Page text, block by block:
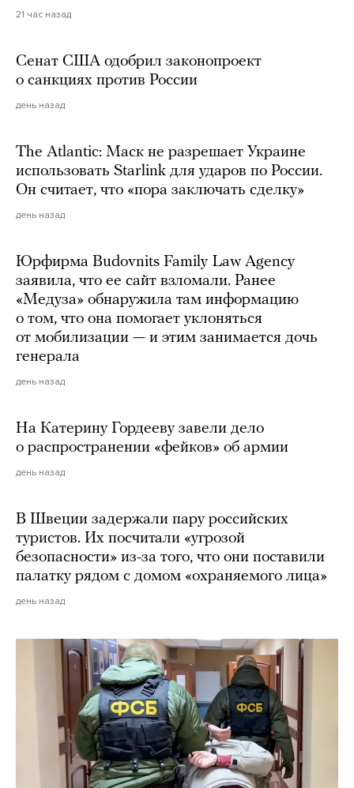
21 час назад
Сенат США одобрил законопроект
о санкциях против России
день назад
The Atlantic: Маск не разрешает Украине
использовать Starlink для ударов по России.
Он считает, что «пора заключать сделку»
день назад
Юрфирма Budovnits Family Law Agency
заявила, что ее сайт взломали. Ранее
«Медуза» обнаружила там информацию
о том, что она помогает уклоняться
от мобилизации — и этим занимается дочь
генерала
день назад
На Катерину Гордееву завели дело
о распространении «фейков» об армии
день назад
В Швеции задержали пару российских
туристов. Их посчитали «угрозой
безопасности» из-за того, что они поставили
палатку рядом с домом «охраняемого лица»
день назад